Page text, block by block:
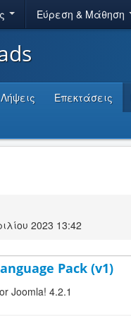
Εύρεση & Μάθηση
Λήψεις Επεκτάσεις
2023 13:42
Pack (v1)
Joomla! 4.2.1